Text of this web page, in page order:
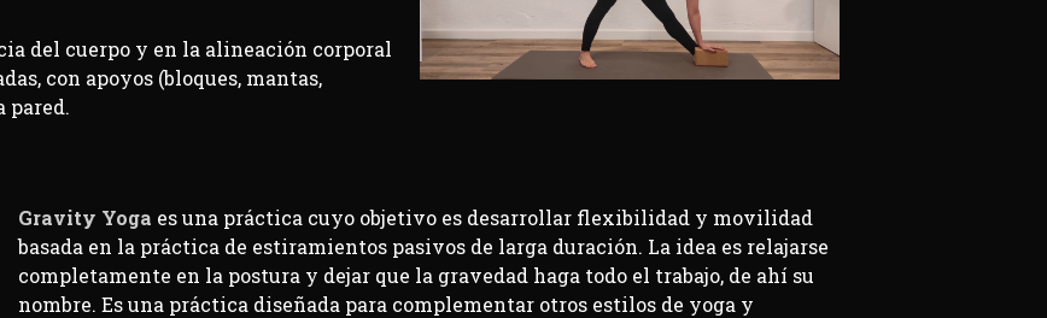
del cuerpo y en la alineación corporal
con apoyos (bloques, mantas,
pared.
Gravity Yoga es una práctica cuyo objetivo es desarrollar flexibilidad y movilidad
basada en la práctica de estiramientos pasivos de larga duración. La idea es relajarse
completamente en la postura y dejar que la gravedad haga todo el trabajo, de ahí su
nombre. Es una práctica diseñada para complementar otros estilos de yoga y